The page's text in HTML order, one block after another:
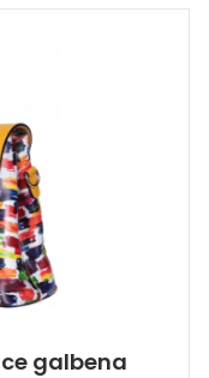
galbena